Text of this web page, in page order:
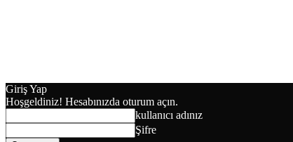
Giriş Yap
Hoşgeldiniz! Hesabınızda oturum açın.
kullanıcı adınız
Şifre